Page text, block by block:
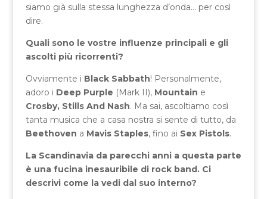
siamo già sulla stessa lunghezza d’onda… per così
dire.
Quali sono le vostre influenze principali e gli
ascolti più ricorrenti?
Ovviamente i Black Sabbath! Personalmente,
adoro i Deep Purple (Mark II), Mountain e
Crosby, Stills And Nash. Ma sai, ascoltiamo così
tanta musica che a casa nostra si sente di tutto, da
Beethoven a Mavis Staples, fino ai Sex Pistols.
La Scandinavia da parecchi anni a questa parte
è una fucina inesauribile di rock band. Ci
descrivi come la vedi dal suo interno?